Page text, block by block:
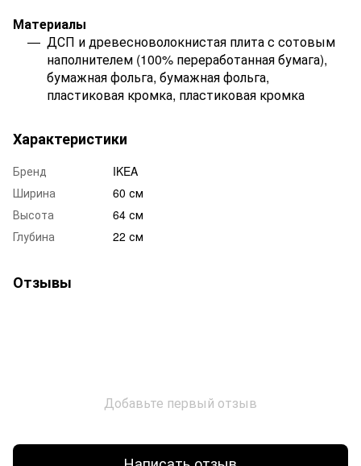
Материалы
ДСП и древесноволокнистая плита с сотовым
наполнителем (100% переработанная бумага),
бумажная фольга, бумажная фольга,
пластиковая кромка, пластиковая кромка
Характеристики
Бренд
IKEA
Ширина
60 см
Высота
64 см
Глубина
22 см
Отзывы
Добавьте первый отзыв